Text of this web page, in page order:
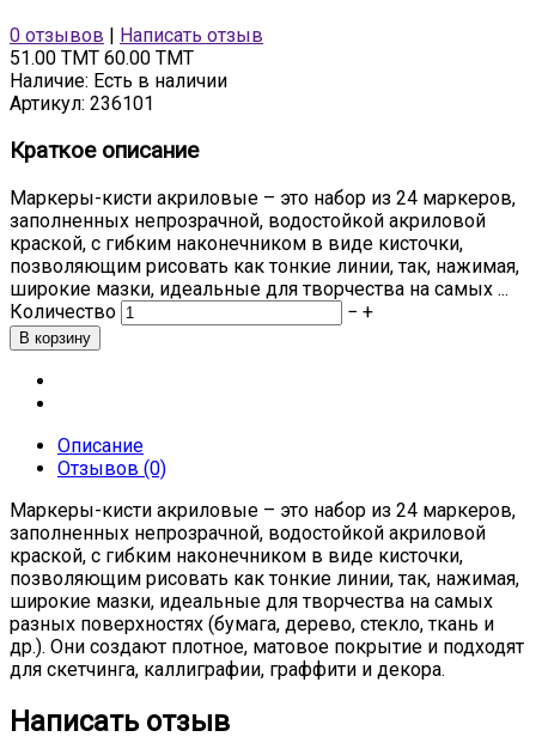
0 отзывов
Написать отзыв
51.00 TMT 60.00 TMT
Наличие: Есть в наличии
Артикул: 236101
Краткое описание
Маркеры-кисти акриловые – это набор из 24 маркеров,
заполненных непрозрачной, водостойкой акриловой
краской, с гибким наконечником в виде кисточки,
позволяющим рисовать как тонкие линии, так, нажимая,
широкие мазки, идеальные для творчества на самых ...
Количество
− +
Описание
Отзывов (0)
Маркеры-кисти акриловые – это набор из 24 маркеров,
заполненных непрозрачной, водостойкой акриловой
краской, с гибким наконечником в виде кисточки,
позволяющим рисовать как тонкие линии, так, нажимая,
широкие мазки, идеальные для творчества на самых
разных поверхностях (бумага, дерево, стекло, ткань и
др.). Они создают плотное, матовое покрытие и подходят
для скетчинга, каллиграфии, граффити и декора.
Написать отзыв